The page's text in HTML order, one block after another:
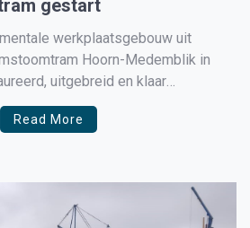
gestart
werkplaatsgebouw uit
Hoorn-Medemblik in
uitgebreid en klaar
Vorige week werd het
al aangepast en vanmiddag om
Read More